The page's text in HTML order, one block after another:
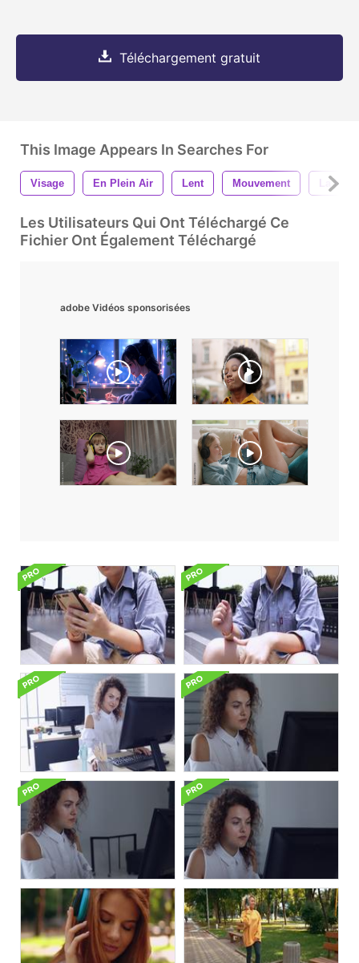
Téléchargement gratuit
This Image Appears In Searches For
Visage En Plein Air Lent Mouvement La
Les Utilisateurs Qui Ont Téléchargé Ce
Fichier Ont Également Téléchargé
adobe Vidéos sponsorisées